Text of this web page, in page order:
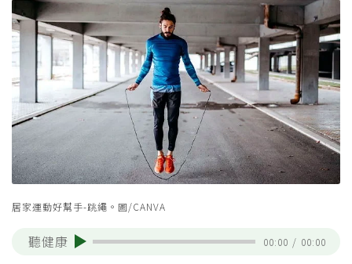
居家運動好幫手-跳繩。圖/CANVA
聽健康 00:00 / 00:00